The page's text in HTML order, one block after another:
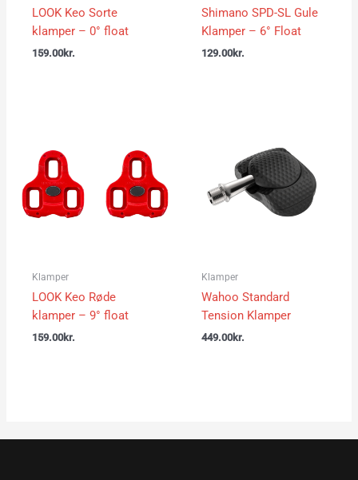
LOOK Keo Sorte
klamper – 0° float
159.00kr.
Shimano SPD-SL Gule
Klamper – 6° Float
129.00kr.
Klamper
LOOK Keo Røde
klamper – 9° float
159.00kr.
Klamper
Wahoo Standard
Tension Klamper
449.00kr.